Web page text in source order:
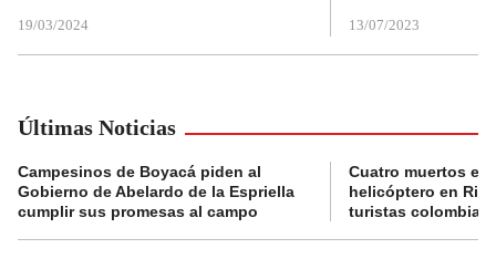
19/03/2024 13/07/2023
Últimas Noticias
Campesinos de Boyacá piden al
Gobierno de Abelardo de la Espriella
cumplir sus promesas al campo
Cuatro muertos en
helicóptero en
turistas